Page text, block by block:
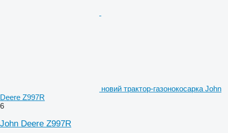
новий трактор-газонокосарка John
Deere Z997R
6
John Deere Z997R